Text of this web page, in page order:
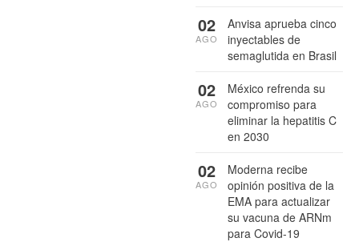
Anvisa aprueba cinco
inyectables de
semaglutida en Brasil
02
AGO
México refrenda su
compromiso para
eliminar la hepatitis C
en 2030
02
AGO
Moderna recibe
opinión positiva de la
EMA para actualizar
su vacuna de ARNm
para Covid-19
02
AGO